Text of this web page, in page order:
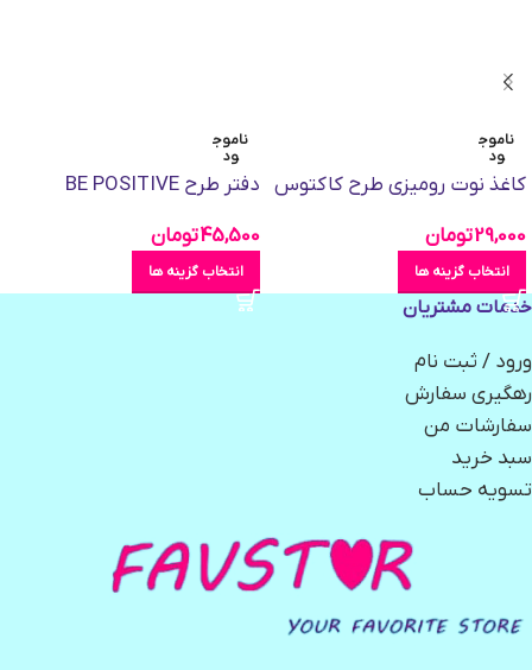
ناموج
ود
کاغذ نوت رومیزی طرح کاکتوس
29,000تومان
انتخاب گزینه ها
ناموج
ود
دفتر طرح BE POSITIVE
45,500تومان
انتخاب گزینه ها
خدمات مشتریان
ورود / ثبت نام
رهگیری سفارش
سفارشات من
سبد خرید
تسویه حساب